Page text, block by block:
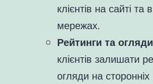
клієнтів на сайті та
мережах.
Рейтинги та
клієнтів залишати
огляди на